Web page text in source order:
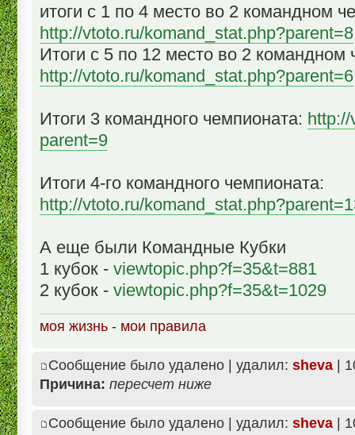
итоги с 1 по 4 место во 2 командном
http://vtoto.ru/komand_stat.php?parent=8
Итоги с 5 по 12 место во 2 командном
http://vtoto.ru/komand_stat.php?parent=6
Итоги 3 командного чемпионата:
parent=9
Итоги 4-го командного чемпионата:
http://vtoto.ru/
А еще были Командные Кубки
1 кубок - viewtopic.php?f=35&t=881
2 кубок - viewtopic.php?f=35&t=1029
моя жизнь - мои правила
Сообщение было удалено | удалил: sheva |
Причина: пересчет ниже
Сообщение было удалено | удалил: sheva |